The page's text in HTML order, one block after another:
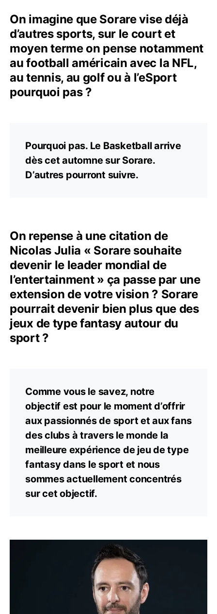
On imagine que Sorare vise déjà
d’autres sports, sur le court et
moyen terme on pense notamment
au football américain avec la NFL,
au tennis, au golf ou à l’eSport
pourquoi pas ?
Pourquoi pas. Le Basketball arrive
dès cet automne sur Sorare.
D’autres pourront suivre.
On repense à une citation de
Nicolas Julia « Sorare souhaite
devenir le leader mondial de
l’entertainment » ça passe par une
extension de votre vision ? Sorare
pourrait devenir bien plus que des
jeux de type fantasy autour du
sport ?
Comme vous le savez, notre
objectif est pour le moment d’offrir
aux passionnés de sport et aux fans
des clubs à travers le monde la
meilleure expérience de jeu de type
fantasy dans le sport et nous
sommes actuellement concentrés
sur cet objectif.